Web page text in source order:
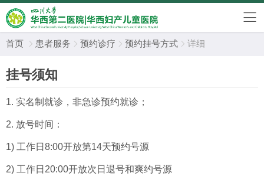
首页  患者服务  预约诊疗  预约挂号方式  详细
挂号须知
1. 实名制就诊，非急诊预约就诊；
2. 放号时间：
1) 工作日8:00开放第14天预约号源
2) 工作日20:00开放次日退号和爽约号源